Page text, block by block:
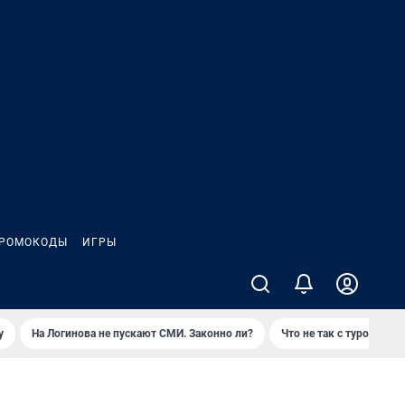
ИГРЫ
На Логинова не пускают СМИ. Законно ли? Что не так с туром на